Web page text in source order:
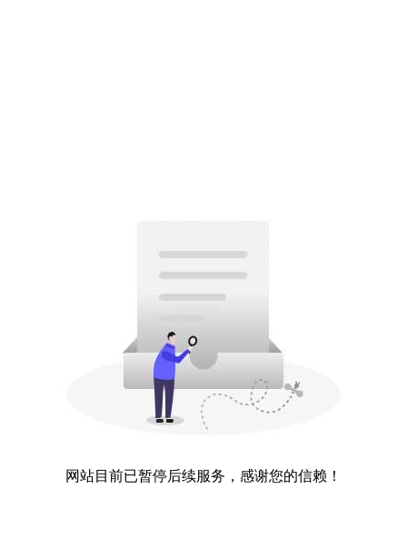
网站目前已暂停后续服务，感谢您的信赖！